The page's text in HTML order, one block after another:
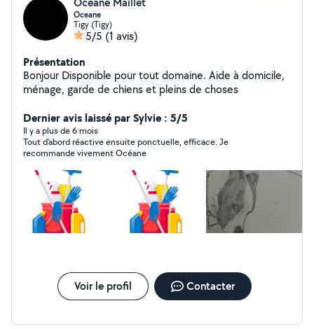
Oceane
Tigy (Tigy)
5/5 (1 avis)
Présentation
Bonjour Disponible pour tout domaine. Aide à domicile,
ménage, garde de chiens et pleins de choses
Dernier avis laissé par Sylvie : 5/5
Il y a plus de 6 mois
Tout d'abord réactive ensuite ponctuelle, efficace. Je
recommande vivement Océane
Voir le profil Contacter